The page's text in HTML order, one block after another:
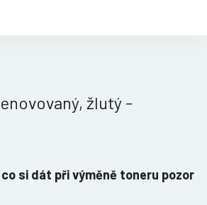
žlutý -
co si dát při výměně toneru pozor